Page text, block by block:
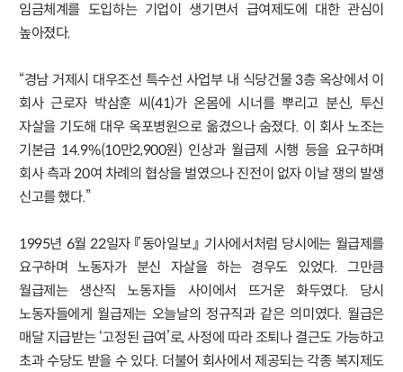
임금체계를 도입하는 기업이 생기면서 급여제도에 대한 관심이
높아졌다.
“경남 거제시 대우조선 특수선 사업부 내 식당건물 3층 옥상에서 이
회사 근로자 박삼훈 씨(41)가 온몸에 시너를 뿌리고 분신, 투신
자살을 기도해 대우 옥포병원으로 옮겼으나 숨졌다. 이 회사 노조는
기본급 14.9%(10만2,900원) 인상과 월급제 시행 등을 요구하며
회사 측과 20여 차례의 협상을 벌였으나 진전이 없자 이날 쟁의 발생
신고를 했다.”
1995년 6월 22일자 『동아일보』 기사에서처럼 당시에는 월급제를
요구하며 노동자가 분신 자살을 하는 경우도 있었다. 그만큼
월급제는 생산직 노동자들 사이에서 뜨거운 화두였다. 당시
노동자들에게 월급제는 오늘날의 정규직과 같은 의미였다. 월급은
매달 지급받는 ‘고정된 급여’로, 사정에 따라 조퇴나 결근도 가능하고
초과 수당도 받을 수 있다. 더불어 회사에서 제공되는 각종 복지제도